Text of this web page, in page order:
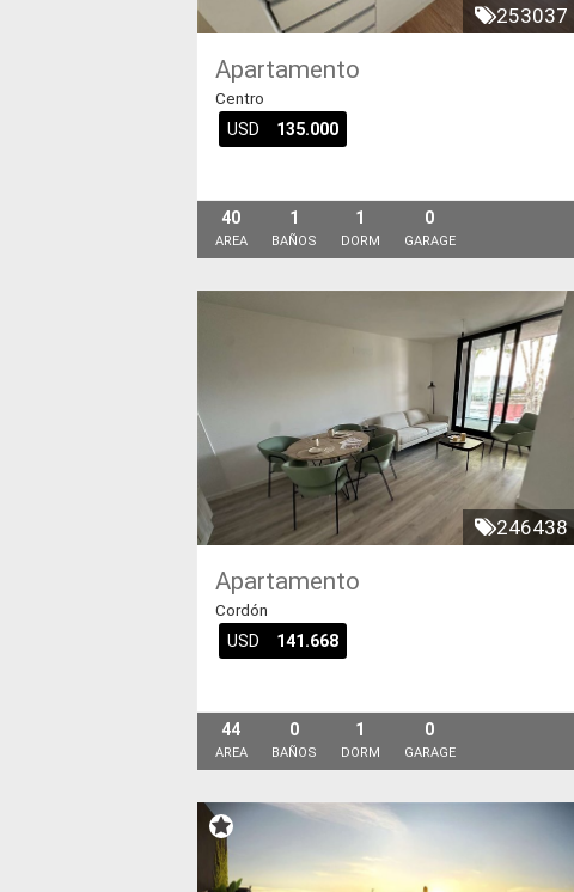
253037
Apartamento
Centro
USD 135.000
40
AREA
1
BAÑOS
1
DORM
0
GARAGE
246438
Apartamento
Cordón
USD 141.668
44
AREA
0
BAÑOS
1
DORM
0
GARAGE